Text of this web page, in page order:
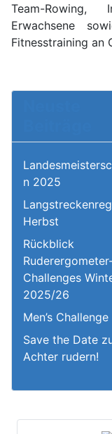
Team-Rowing,
Erwachsene
Fitnesstraining an
n 2025
Herbst
Rückblick
Challenges
2025/26
Men’s Challenge
Save the Date
Achter rudern!